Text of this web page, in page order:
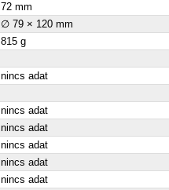
72 mm
∅ 79 × 120 mm
815 g
nincs adat
nincs adat
nincs adat
nincs adat
nincs adat
nincs adat